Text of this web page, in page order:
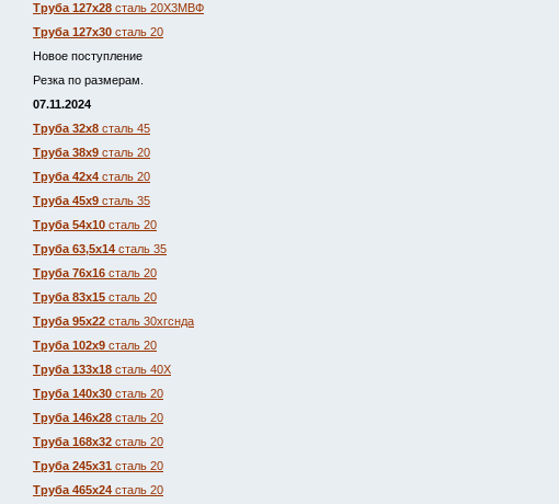
Труба 127х28 сталь 20Х3МВФ
Труба 127х30 сталь 20
Новое поступление
Резка по размерам.
07.11.2024
Труба 32х8 сталь 45
Труба 38х9 сталь 20
Труба 42х4 сталь 20
Труба 45х9 сталь 35
Труба 54х10 сталь 20
Труба 63,5х14 сталь 35
Труба 76х16 сталь 20
Труба 83х15 сталь 20
Труба 95х22 сталь 30хгснда
Труба 102х9 сталь 20
Труба 133х18 сталь 40Х
Труба 140х30 сталь 20
Труба 146х28 сталь 20
Труба 168х32 сталь 20
Труба 245х31 сталь 20
Труба 465х24 сталь 20